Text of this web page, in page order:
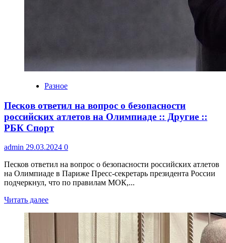
Разное
Песков ответил на вопрос о безопасности
российских атлетов на Олимпиаде :: Другие ::
РБК Спорт
admin 29.03.2024 0
Песков ответил на вопрос о безопасности российских атлетов
на Олимпиаде в Париже Пресс-секретарь президента России
подчеркнул, что по правилам МОК,...
Читать далее